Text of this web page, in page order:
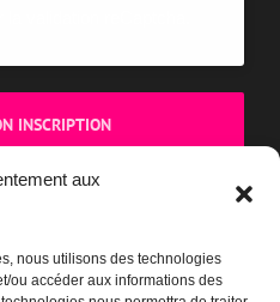
aux
nous utilisons des technologies
ou accéder aux informations des